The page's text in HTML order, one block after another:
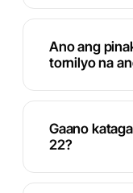
Ano ang
tornilyo na
Gaano
22?